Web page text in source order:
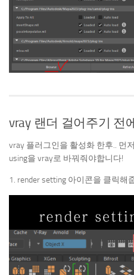
vray 랜더 걸어주기 전
vray 플러그인을 활성화 한후.. 먼
using을 vray로 바꿔줘야합니다!
1. render setting 아이콘을 클릭해